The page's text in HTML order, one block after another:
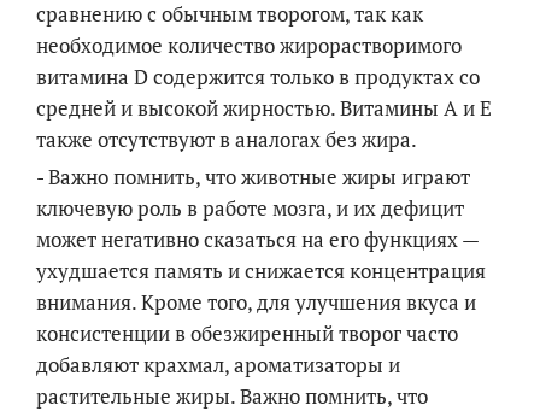
сравнению с обычным творогом, так как
необходимое количество жирорастворимого
витамина D содержится только в продуктах со
средней и высокой жирностью. Витамины А и Е
также отсутствуют в аналогах без жира.
- Важно помнить, что животные жиры играют
ключевую роль в работе мозга, и их дефицит
может негативно сказаться на его функциях —
ухудшается память и снижается концентрация
внимания. Кроме того, для улучшения вкуса и
консистенции в обезжиренный творог часто
добавляют крахмал, ароматизаторы и
растительные жиры. Важно помнить, что